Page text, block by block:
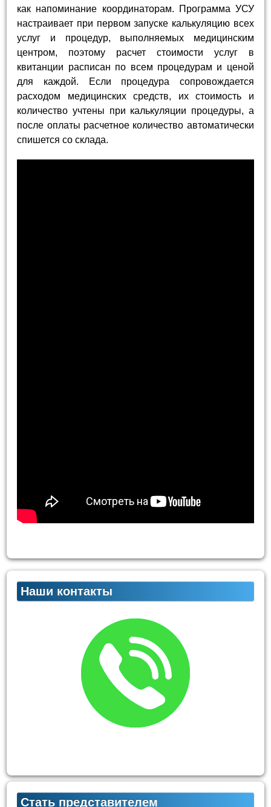
как напоминание координаторам. Программа УСУ
настраивает при первом запуске калькуляцию всех
услуг и процедур, выполняемых медицинским
центром, поэтому расчет стоимости услуг в
квитанции расписан по всем процедурам и ценой
для каждой. Если процедура сопровождается
расходом медицинских средств, их стоимость и
количество учтены при калькуляции процедуры, а
после оплаты расчетное количество автоматически
спишется со склада.
Наши контакты
Стать представителем